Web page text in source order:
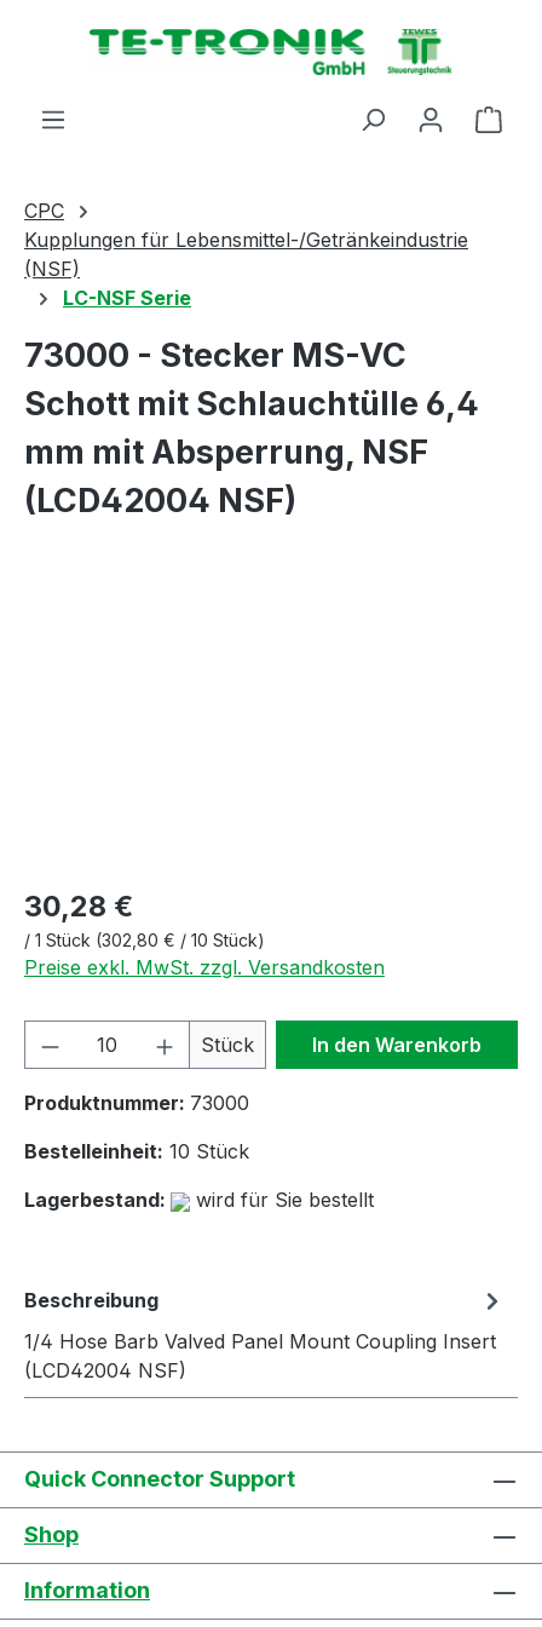
springen
CPC
Kupplungen für Lebensmittel-/Getränkeindustrie
(NSF)
LC-NSF Serie
73000 - Stecker MS-VC
Schott mit Schlauchtülle 6,4
mm mit Absperrung, NSF
(LCD42004 NSF)
30,28 €
/ 1 Stück (302,80 € / 10 Stück)
Preise exkl. MwSt. zzgl. Versandkosten
Produkt Anzahl: Gib den
Stück In den Warenkorb
Produktnummer: 73000
Bestelleinheit: 10 Stück
Lagerbestand:
wird für Sie bestellt
Beschreibung
1/4 Hose Barb Valved Panel Mount Coupling Insert
(LCD42004 NSF)
Quick Connector Support
Shop
Information